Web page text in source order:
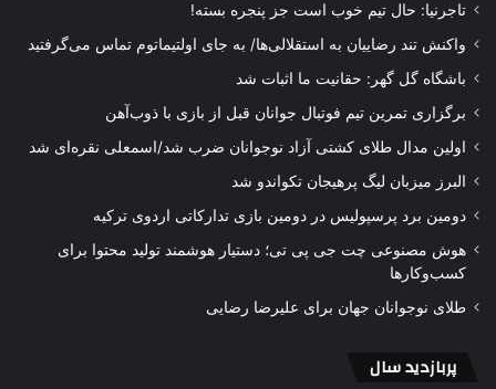
تاجرنیا: حال تیم خوب است جز پنجره بسته!
واکنش تند رضاییان به استقلالی‌ها/ به جای اولتیماتوم تماس می‌گرفتید
باشگاه گل گهر: حقانیت ما اثبات شد
برگزاری تمرین تیم فوتبال جوانان قبل از بازی با ذوب‌آهن
اولین مدال طلای کشتی آزاد نوجوانان ضرب شد/اسمعلی نقره‌ای شد
البرز میزبان لیگ پرهیجان تکواندو شد
دومین برد پرسپولیس در دومین بازی تدارکاتی اردوی ترکیه
هوش مصنوعی چت جی پی تی؛ دستیار هوشمند تولید محتوا برای
کسب‌وکارها
طلای نوجوانان جهان برای علیرضا رضایی
پربازدید سال